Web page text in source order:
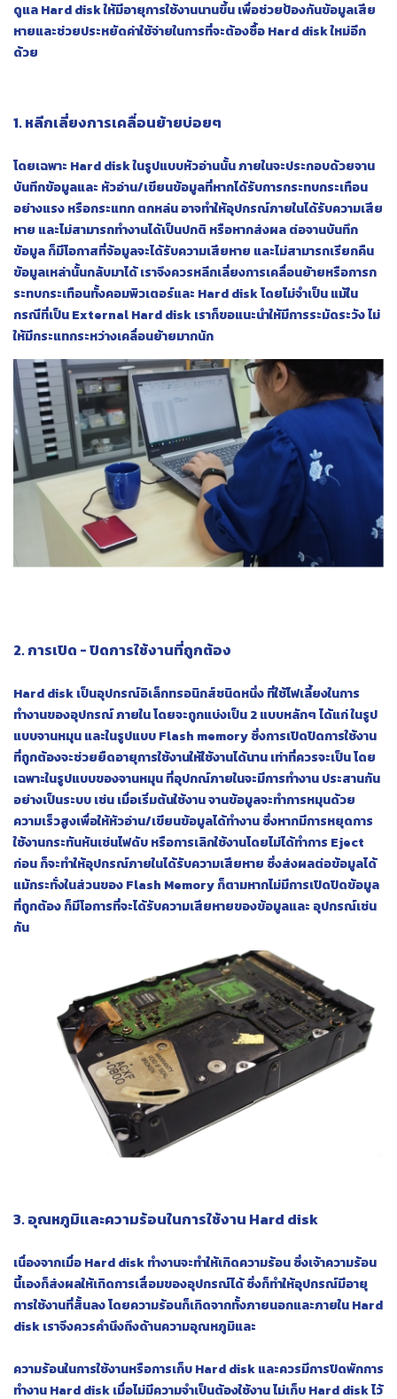
ดูแล Hard disk ให้มีอายุการใช้งานนานขึ้น เพื่อช่วยป้องกันข้อมูลเสีย
หายและช่วยประหยัดค่าใช้จ่ายในการที่จะต้องซื้อ Hard disk ใหม่อีก
ด้วย
1. หลีกเลี่ยงการเคลื่อนย้ายบ่อยๆ
โดยเฉพาะ Hard disk ในรูปแบบหัวอ่านนั้น ภายในจะประกอบด้วยจาน
บันทึกข้อมูลและ หัวอ่าน/เขียนข้อมูลที่หากได้รับการกระทบกระเทือน
อย่างแรง หรือกระแทก ตกหล่น อาจทำให้อุปกรณ์ภายในได้รับความเสีย
หาย และไม่สามารถทำงานได้เป็นปกติ หรือหากส่งผล ต่อจานบันทึก
ข้อมูล ก็มีโอกาสที่จ้อมูลจะได้รับความเสียหาย และไม่สามารถเรียกคืน
ข้อมูลเหล่านั้นกลับมาได้ เราจึงควรหลีกเลี่ยงการเคลื่อนย้ายหรือการก
ระทบกระเทือนทั้งคอมพิวเตอร์และ Hard disk โดยไม่จำเป็น แม้ใน
กรณีที่เป็น External Hard disk เราก็ขอแนะนำให้มีการระมัดระวัง ไม่
ให้มีกระแทกระหว่างเคลื่อนย้ายมากนัก
2. การเปิด - ปิดการใช้งานที่ถูกต้อง
Hard disk เป็นอุปกรณ์อิเล็กทรอนิกส์ชนิดหนึ่ง ที่ใช้ไฟเลี้ยงในการ
ทำงานของอุปกรณ์ ภายใน โดยจะถูกแบ่งเป็น 2 แบบหลักๆ ได้แก่ ในรูป
แบบจานหมุน และในรูปแบบ Flash memory ซึ่งการเปิดปิดการใช้งาน
ที่ถูกต้องจะช่วยยืดอายุการใช้งานให้ใช้งานได้นาน เท่าที่ควรจะเป็น โดย
เฉพาะในรูปแบบของจานหมุน ที่อุปกณ์ภายในจะมีการทำงาน ประสานกัน
อย่างเป็นระบบ เช่น เมื่อเริ่มต้นใช้งาน จานข้อมูลจะทำการหมุนด้วย
ความเร็วสูงเพื่อให้หัวอ่าน/เขียนข้อมูลได้ทำงาน ซึ่งหากมีการหยุดการ
ใช้งานกระทันหันเช่นไฟดับ หรือการเลิกใช้งานโดยไม่ได้ทำการ Eject
ก่อน ก็จะทำให้อุปกรณ์ภายในได้รับความเสียหาย ซึ่งส่งผลต่อข้อมูลได้
แม้กระทั่งในส่วนของ Flash Memory ก็ตามหากไม่มีการเปิดปิดข้อมูล
ที่ถูกต้อง ก็มีโอการที่จะได้รับความเสียหายของข้อมูลและ อุปกรณ์เช่น
กัน
3. อุณหภูมิและความร้อนในการใช้งาน Hard disk
เนื่องจากเมื่อ Hard disk ทำงานจะทำให้เกิดความร้อน ซึ่งเจ้าความร้อน
นี้เองก็ส่งผลให้เกิดการเสื่อมของอุปกรณ์ได้ ซึ่งก็ทำให้อุปกรณ์มีอายุ
การใช้งานที่สั้นลง โดยความร้อนก็เกิดจากทั้งภายนอกและภายใน Hard
disk เราจึงควรคำนึงถึงด้านความอุณหภูมิและ
ความร้อนในการใช้งานหรือการเก็บ Hard disk และควรมีการปิดพักการ
ทำงาน Hard disk เมื่อไม่มีความจำเป็นต้องใช้งาน ไม่เก็บ Hard disk ไว้